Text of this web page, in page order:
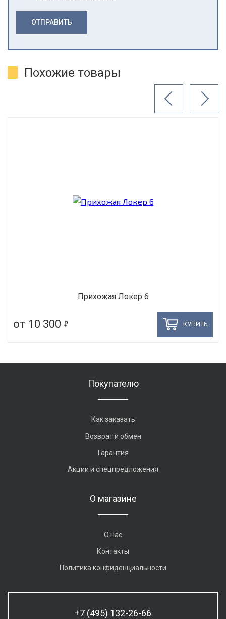
ОТПРАВИТЬ
Похожие товары
Прихожая Локер 6
от 10 300 5 КУПИТЬ
Покупателю
Как заказать
Возврат и обмен
Гарантия
Акции и спецпредложения
О магазине
О нас
Контакты
Политика конфиденциальности
+7 (495) 132-26-66